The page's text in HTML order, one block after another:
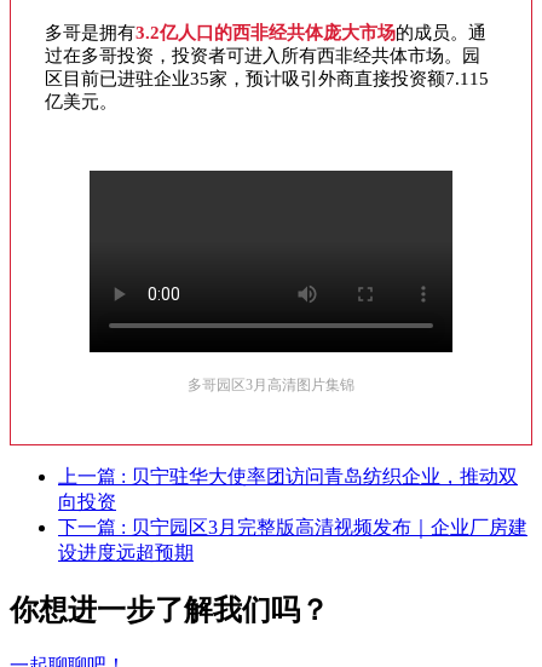
多哥是拥有3.2亿人口的西非经共体庞大市场的成员。通
过在多哥投资，投资者可进入所有西非经共体市场。园
区目前已进驻企业35家，预计吸引外商直接投资额7.115
亿美元。
多哥园区3月高清图片集锦
上一篇 : 贝宁驻华大使率团访问青岛纺织企业，推动双
向投资
下一篇 : 贝宁园区3月完整版高清视频发布｜企业厂房建
设进度远超预期
你想进一步了解我们吗？